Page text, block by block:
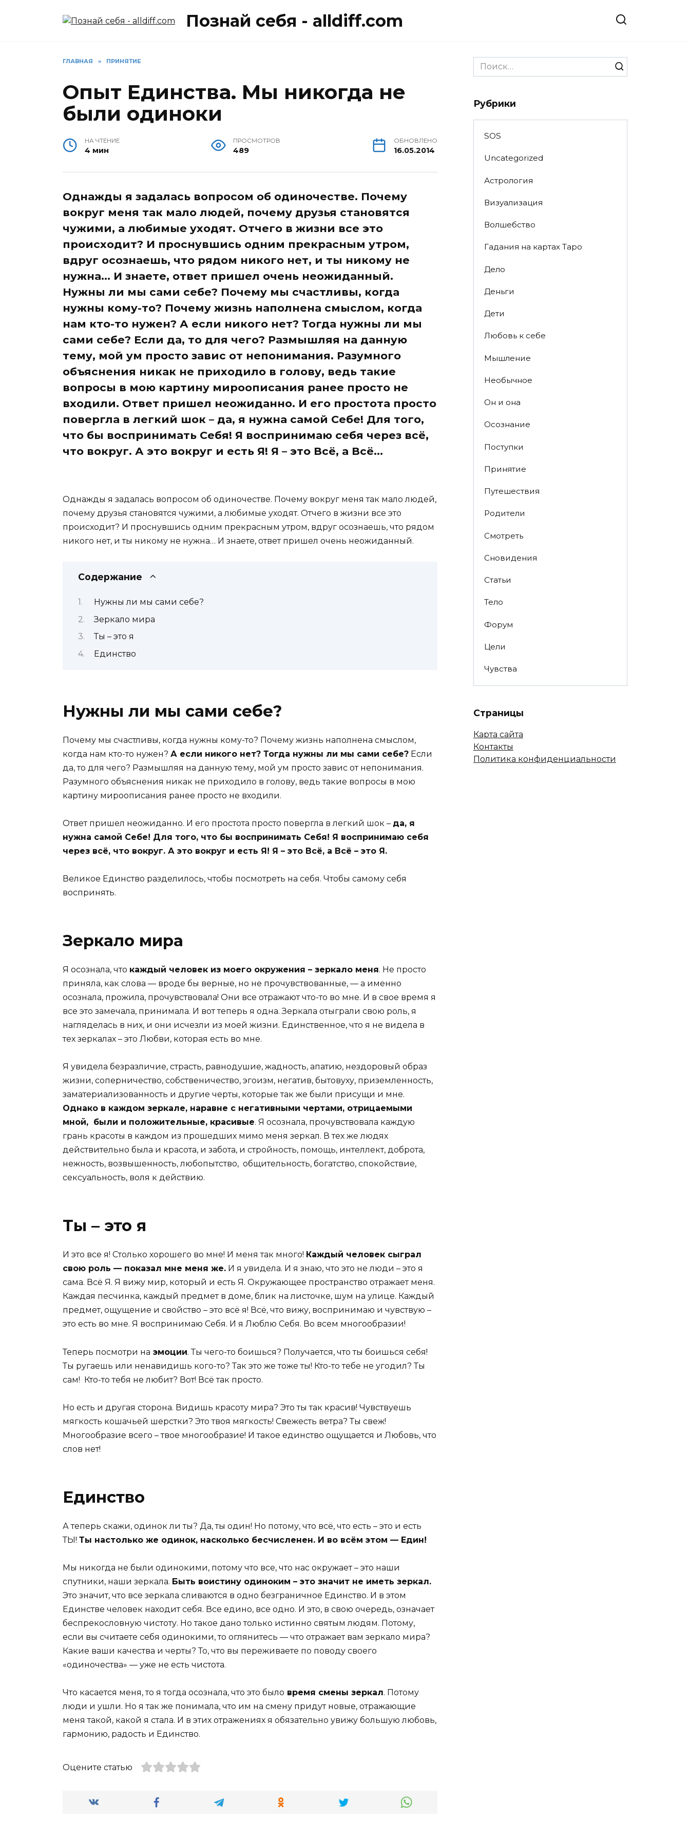
Познай себя - alldiff.com
ГЛАВНАЯ » ПРИНЯТИЕ
Опыт Единства. Мы никогда не
были одиноки
НА ЧТЕНИЕ
4 мин
ПРОСМОТРОВ
489
ОБНОВЛЕНО
16.05.2014
Однажды я задалась вопросом об одиночестве. Почему
вокруг меня так мало людей, почему друзья становятся
чужими, а любимые уходят. Отчего в жизни все это
происходит? И проснувшись одним прекрасным утром,
вдруг осознаешь, что рядом никого нет, и ты никому не
нужна... И знаете, ответ пришел очень неожиданный.
Нужны ли мы сами себе? Почему мы счастливы, когда
нужны кому-то? Почему жизнь наполнена смыслом, когда
нам кто-то нужен? А если никого нет? Тогда нужны ли мы
сами себе? Если да, то для чего? Размышляя на данную
тему, мой ум просто завис от непонимания. Разумного
объяснения никак не приходило в голову, ведь такие
вопросы в мою картину мироописания ранее просто не
входили. Ответ пришел неожиданно. И его простота просто
повергла в легкий шок – да, я нужна самой Себе! Для того,
что бы воспринимать Себя! Я воспринимаю себя через всё,
что вокруг. А это вокруг и есть Я! Я – это Всё, а Всё...
Однажды я задалась вопросом об одиночестве. Почему вокруг меня так мало людей,
почему друзья становятся чужими, а любимые уходят. Отчего в жизни все это
происходит? И проснувшись одним прекрасным утром, вдруг осознаешь, что рядом
никого нет, и ты никому не нужна… И знаете, ответ пришел очень неожиданный.
Содержание
Нужны ли мы сами себе?
Зеркало мира
Ты – это я
Единство
Нужны ли мы сами себе?
Почему мы счастливы, когда нужны кому-то? Почему жизнь наполнена смыслом,
когда нам кто-то нужен? А если никого нет? Тогда нужны ли мы сами себе? Если
да, то для чего? Размышляя на данную тему, мой ум просто завис от непонимания.
Разумного объяснения никак не приходило в голову, ведь такие вопросы в мою
картину мироописания ранее просто не входили.
Ответ пришел неожиданно. И его простота просто повергла в легкий шок – да, я
нужна самой Себе! Для того, что бы воспринимать Себя! Я воспринимаю себя
через всё, что вокруг. А это вокруг и есть Я! Я – это Всё, а Всё – это Я.
Великое Единство разделилось, чтобы посмотреть на себя. Чтобы самому себя
воспринять.
Зеркало мира
Я осознала, что каждый человек из моего окружения – зеркало меня. Не просто
приняла, как слова — вроде бы верные, но не прочувствованные, — а именно
осознала, прожила, прочувствовала! Они все отражают что-то во мне. И в свое время я
все это замечала, принимала. И вот теперь я одна. Зеркала отыграли свою роль, я
нагляделась в них, и они исчезли из моей жизни. Единственное, что я не видела в
тех зеркалах – это Любви, которая есть во мне.
Я увидела безразличие, страсть, равнодушие, жадность, апатию, нездоровый образ
жизни, соперничество, собственичество, эгоизм, негатив, бытовуху, приземленность,
заматериализованность и другие черты, которые так же были присущи и мне.
Однако в каждом зеркале, наравне с негативными чертами, отрицаемыми
мной, были и положительные, красивые. Я осознала, прочувствовала каждую
грань красоты в каждом из прошедших мимо меня зеркал. В тех же людях
действительно была и красота, и забота, и стройность, помощь, интеллект, доброта,
нежность, возвышенность, любопытство, общительность, богатство, спокойствие,
сексуальность, воля к действию.
Ты – это я
И это все я! Столько хорошего во мне! И меня так много! Каждый человек сыграл
свою роль — показал мне меня же. И я увидела. И я знаю, что это не люди – это я
сама. Всё Я. Я вижу мир, который и есть Я. Окружающее пространство отражает меня.
Каждая песчинка, каждый предмет в доме, блик на листочке, шум на улице. Каждый
предмет, ощущение и свойство – это всё я! Всё, что вижу, воспринимаю и чувствую –
это есть во мне. Я воспринимаю Себя. И я Люблю Себя. Во всем многообразии!
Теперь посмотри на эмоции. Ты чего-то боишься? Получается, что ты боишься себя!
Ты ругаешь или ненавидишь кого-то? Так это же тоже ты! Кто-то тебе не угодил? Ты
сам! Кто-то тебя не любит? Вот! Всё так просто.
Но есть и другая сторона. Видишь красоту мира? Это ты так красив! Чувствуешь
мягкость кошачьей шерстки? Это твоя мягкость! Свежесть ветра? Ты свеж!
Многообразие всего – твое многообразие! И такое единство ощущается и Любовь, что
слов нет!
Единство
А теперь скажи, одинок ли ты? Да, ты один! Но потому, что всё, что есть – это и есть
ТЫ! Ты настолько же одинок, насколько бесчисленен. И во всём этом — Един!
Мы никогда не были одинокими, потому что все, что нас окружает – это наши
спутники, наши зеркала. Быть воистину одиноким – это значит не иметь зеркал.
Это значит, что все зеркала сливаются в одно безграничное Единство. И в этом
Единстве человек находит себя. Все едино, все одно. И это, в свою очередь, означает
беспрекословную чистоту. Но такое дано только истинно святым людям. Потому,
если вы считаете себя одинокими, то оглянитесь — что отражает вам зеркало мира?
Какие ваши качества и черты? То, что вы переживаете по поводу своего
«одиночества» — уже не есть чистота.
Что касается меня, то я тогда осознала, что это было время смены зеркал. Потому
люди и ушли. Но я так же понимала, что им на смену придут новые, отражающие
меня такой, какой я стала. И в этих отражениях я обязательно увижу большую любовь,
гармонию, радость и Единство.
Оцените статью
Search
for:
Рубрики
SOS
Uncategorized
Астрология
Визуализация
Волшебство
Гадания на картах Таро
Дело
Деньги
Дети
Любовь к себе
Мышление
Необычное
Он и она
Осознание
Поступки
Принятие
Путешествия
Родители
Смотреть
Сновидения
Статьи
Тело
Форум
Цели
Чувства
Страницы
Карта сайта
Контакты
Политика конфиденциальности